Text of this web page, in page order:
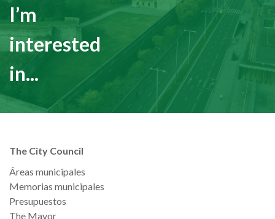
I’m
interested
in...
The City Council
Áreas municipales
Memorias municipales
Presupuestos
The Mayor